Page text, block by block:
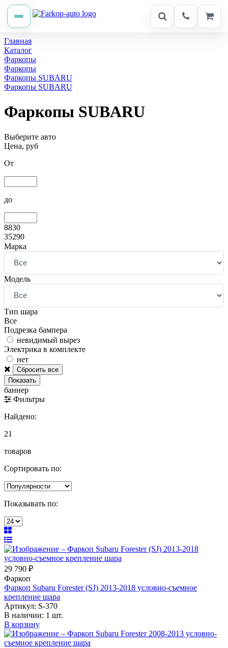
Главная
Каталог
Фаркопы
Фаркопы
Фаркопы SUBARU
Фаркопы SUBARU
Фаркопы SUBARU
Выберите авто
Цена, руб
От
до
8830
35290
Марка
Модель
Тип шара
Все
Подрезка бампера
невидимый вырез
Электрика в комплекте
нет
баннер
Фильтры
Найдено:
21
товаров
Сортировать по:
Показывать по:
29 790 ₽
Фаркоп
Фаркоп Subaru Forester (SJ) 2013-2018 условно-съемное
крепление шара
Артикул: S-370
В наличии: 1 шт.
В корзину